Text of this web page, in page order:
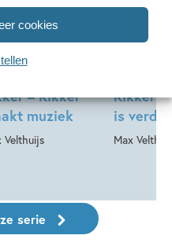
cookies
– Kikker
muziek
Velthuijs
Kikker –
is
Max
16
serie